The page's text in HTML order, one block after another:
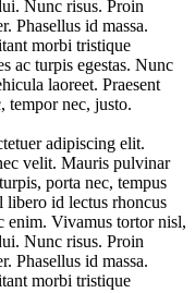
Nunc risus. Proin
Phasellus id massa.
morbi tristique
ac turpis egestas. Nunc
laoreet. Praesent
tempor nec, justo.
adipiscing elit.
velit. Mauris pulvinar
porta nec, tempus
libero id lectus rhoncus
enim. Vivamus tortor nisl,
Nunc risus. Proin
Phasellus id massa.
morbi tristique